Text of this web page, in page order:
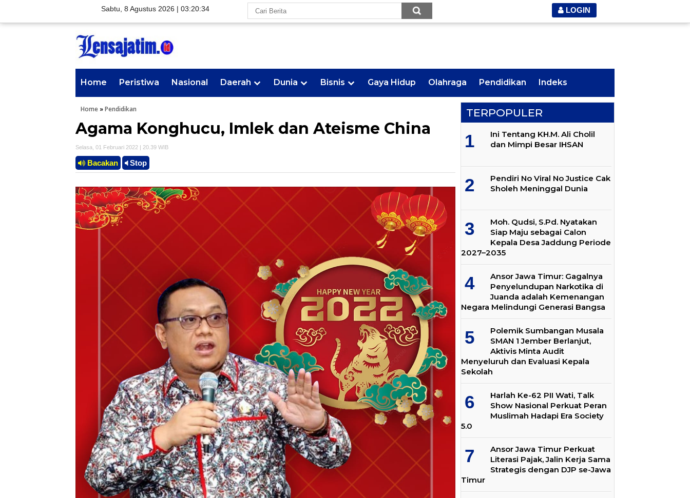
Sabtu, 8 Agustus 2026 | 03:20:35 LOGIN
Home Peristiwa Nasional Daerah Dunia Bisnis Gaya Hidup Olahraga Pendidikan Indeks
Home »Pendidikan
Agama Konghucu, Imlek dan Ateisme China
Selasa, 01 Februari 2022 | 20.39 WIB
Bacakan Stop
TERPOPULER
Ini Tentang KH.M. Ali Cholil
dan Mimpi Besar IHSAN
Pendiri No Viral No Justice Cak
Sholeh Meninggal Dunia
Moh. Qudsi, S.Pd. Nyatakan
Siap Maju sebagai Calon
Kepala Desa Jaddung Periode
2027–2035
Ansor Jawa Timur: Gagalnya
Penyelundupan Narkotika di
Juanda adalah Kemenangan
Negara Melindungi Generasi Bangsa
Polemik Sumbangan Musala
SMAN 1 Jember Berlanjut,
Aktivis Minta Audit
Menyeluruh dan Evaluasi Kepala
Sekolah
Harlah Ke-62 PII Wati, Talk
Show Nasional Perkuat Peran
Muslimah Hadapi Era Society
5.0
Ansor Jawa Timur Perkuat
Literasi Pajak, Jalin Kerja Sama
Strategis dengan DJP se-Jawa
Timur